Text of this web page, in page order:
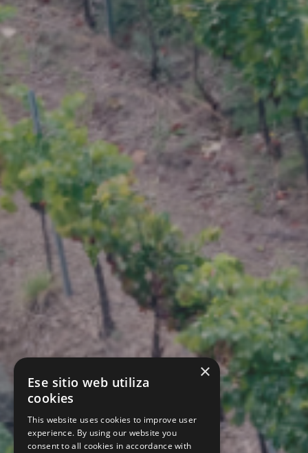
×
Ese sitio web utiliza
cookies
This website uses cookies to improve user
experience. By using our website you
consent to all cookies in accordance with